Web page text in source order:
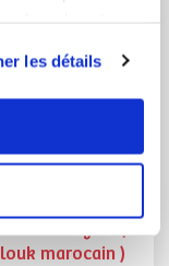
les détails
marocain )